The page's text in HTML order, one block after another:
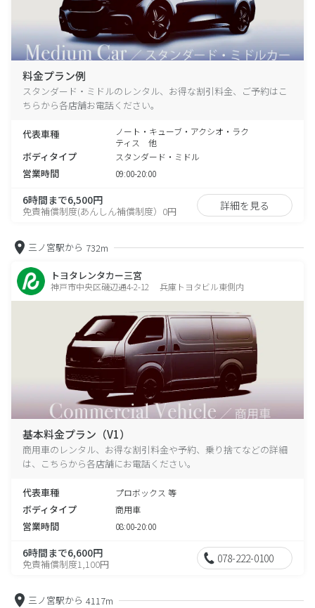
料金プラン例
スタンダード・ミドルのレンタル、お得な割引料金、ご予約はこ
ちらから各店舗お電話ください。
代表車種
ノート・キューブ・アクシオ・ラク
ティス 他
ボディタイプ スタンダード・ミドル
営業時間 09:00-20:00
6時間まで6,500円
免責補償制度(あんしん補償制度）0円 詳細を見る
三ノ宮駅から 732m
トヨタレンタカー三宮
神戸市中央区磯辺通4-2-12 兵庫トヨタビル東側内
基本料金プラン（V1）
商用車のレンタル、お得な割引料金や予約、乗り捨てなどの詳細
は、こちらから各店舗にお電話ください。
代表車種 プロボックス 等
ボディタイプ 商用車
営業時間 08:00-20:00
6時間まで6,600円
免責補償制度1,100円 078-222-0100
三ノ宮駅から 4117m